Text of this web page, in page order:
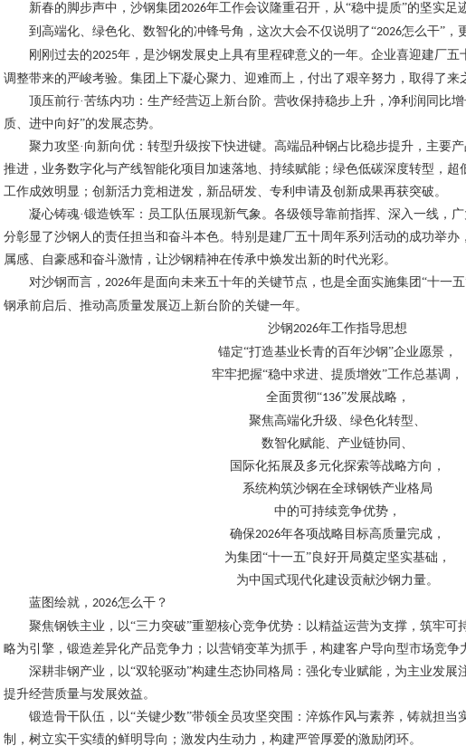
新春的脚步声中，沙钢集团 2026年工作会议隆重召开，从“稳中提质”的坚实足
到高端化、绿色化、数智化的冲锋号角，这次大会不仅说明了“2026怎么干”，
刚刚过去的2025年，是沙钢发展史上具有里程碑意义的一年。企业喜迎建厂五
调整带来的严峻考验。集团上下凝心聚力、迎难而上，付出了艰辛努力，取得了来
顶压前行·苦练内功 ： 生产经营迈上新台阶。营收保持稳步上升，净利润同比
质、进中向好”的发展态势。
聚力攻坚·向新向优 ： 转型升级按下快进键。高端品种钢占比稳步提升，主要
推进，业务数字化与产线智能化项目加速落地、持续赋能；绿色低碳深度转型，超
工作成效明显；创新活力竞相迸发，新品研发、专利申请及创新成果再获突破。
凝心铸魂·锻造铁军 ： 员工队伍展现新气象。各级领导靠前指挥、深入一线，
分彰显了沙钢人的责任担当和奋斗本色。特别是建厂五十周年系列活动的成功举办
属感、自豪感和奋斗激情，让沙钢精神在传承中焕发出新的时代光彩。
对沙钢而言， 2026年是面向未来五十年的关键节点，也是全面实施集团“十一
钢承前启后、推动高质量发展迈上新台阶的关键一年。
沙钢2026年工作指导思想
锚定“打造基业长青的百年沙钢”企业愿景，
牢牢把握“稳中求进、提质增效”工作总基调，
全面贯彻“136”发展战略，
聚焦高端化升级、绿色化转型、
数智化赋能、产业链协同、
国际化拓展及多元化探索等战略方向，
系统构筑沙钢在全球钢铁产业格局
中的可持续竞争优势，
确保2026年各项战略目标高质量完成，
为集团 “十一五”良好开局奠定坚实基础，
为中国式现代化建设贡献沙钢力量。
蓝图绘就， 2026怎么干？
聚焦钢铁主业，以“三力突破”重塑核心竞争优势 ： 以精益运营为支撑，筑牢可
略为引擎，锻造差异化产品竞争力 ； 以营销变革为抓手，构建客户导向型市场竞争
深耕非钢产业，以“双轮驱动”构建生态协同格局 ： 强化专业赋能，为主业发展
提升经营质量与发展效益。
锻造骨干队伍，以“关键少数”带领全员攻坚突围 ： 淬炼作风与素养，铸就担当
制，树立实干实绩的鲜明导向 ； 激发内生动力，构建严管厚爱的激励闭环。